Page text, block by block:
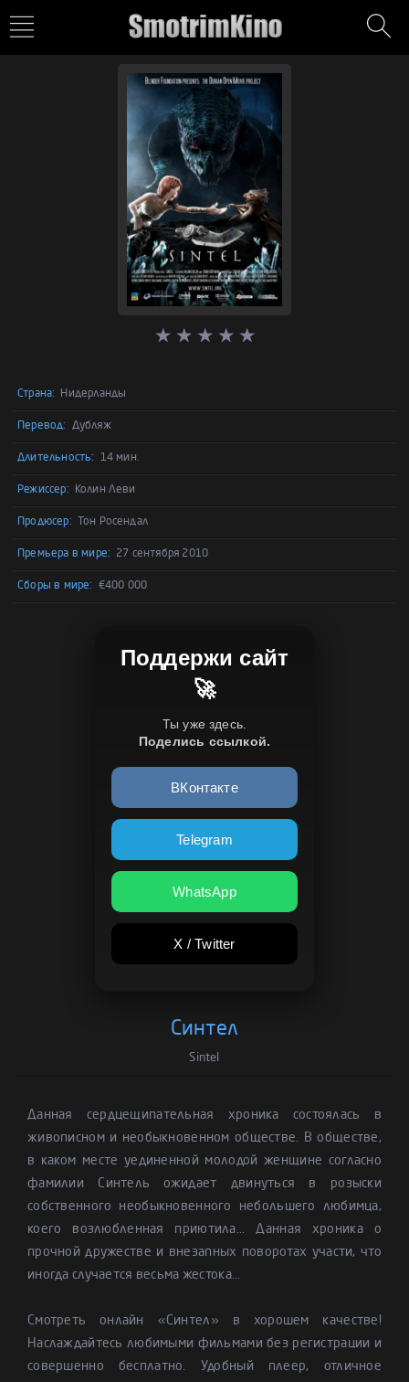
Страна: Нидерланды
Перевод: Дубляж
Длительность: 14 мин.
Режиссер: Колин Леви
Продюсер: Тон Росендал
Премьера в мире: 27 сентября 2010
Сборы в мире: €400 000
Поддержи сайт
🚀
Ты уже здесь.
Поделись ссылкой.
ВКонтакте
Telegram
WhatsApp
X / Twitter
Синтел
Sintel
Данная сердцещипательная хроника состоялась в
живописном и необыкновенном обществе. В обществе,
в каком месте уединенной молодой женщине согласно
фамилии Синтель ожидает двинуться в розыски
собственного необыкновенного небольшего любимца,
коего возлюбленная приютила... Данная хроника о
прочной дружестве и внезапных поворотах участи, что
иногда случается весьма жестока...
Смотреть онлайн «Синтел» в хорошем качестве!
Наслаждайтесь любимыми фильмами без регистрации и
совершенно бесплатно. Удобный плеер, отличное